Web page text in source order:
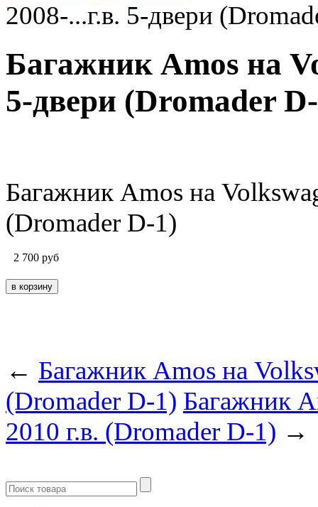
2008-...г.в. 5-двери
Багажник Amos на
5-двери (Dromader
Багажник Amos на
(Dromader D-1)
2 700 руб
← Багажник Amos на
(Dromader D-1) Багажник
2010 г.в. (Dromader D-1) →